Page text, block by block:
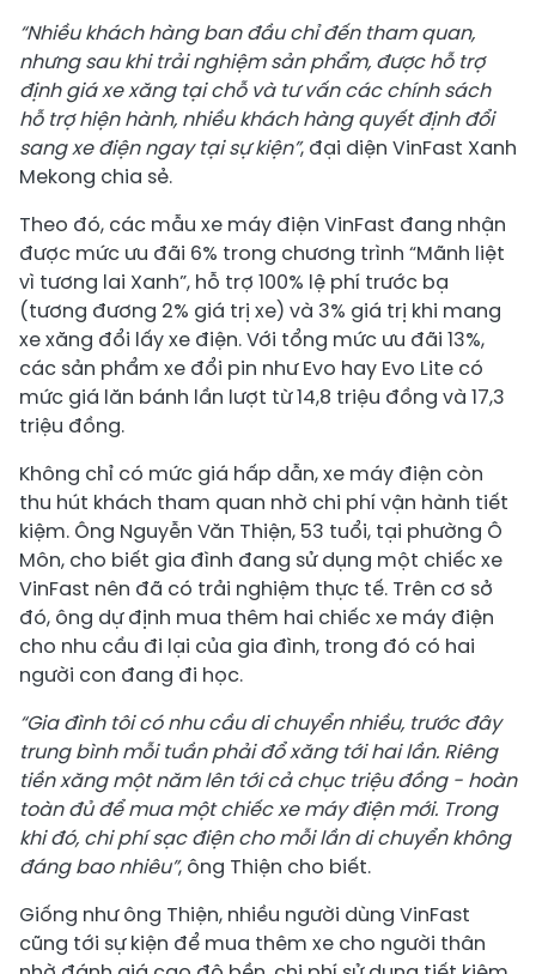
“Nhiều khách hàng ban đầu chỉ đến tham quan,
nhưng sau khi trải nghiệm sản phẩm, được hỗ trợ
định giá xe xăng tại chỗ và tư vấn các chính sách
hỗ trợ hiện hành, nhiều khách hàng quyết định đổi
sang xe điện ngay tại sự kiện”, đại diện VinFast Xanh
Mekong chia sẻ.
Theo đó, các mẫu xe máy điện VinFast đang nhận
được mức ưu đãi 6% trong chương trình “Mãnh liệt
vì tương lai Xanh”, hỗ trợ 100% lệ phí trước bạ
(tương đương 2% giá trị xe) và 3% giá trị khi mang
xe xăng đổi lấy xe điện. Với tổng mức ưu đãi 13%,
các sản phẩm xe đổi pin như Evo hay Evo Lite có
mức giá lăn bánh lần lượt từ 14,8 triệu đồng và 17,3
triệu đồng.
Không chỉ có mức giá hấp dẫn, xe máy điện còn
thu hút khách tham quan nhờ chi phí vận hành tiết
kiệm. Ông Nguyễn Văn Thiện, 53 tuổi, tại phường Ô
Môn, cho biết gia đình đang sử dụng một chiếc xe
VinFast nên đã có trải nghiệm thực tế. Trên cơ sở
đó, ông dự định mua thêm hai chiếc xe máy điện
cho nhu cầu đi lại của gia đình, trong đó có hai
người con đang đi học.
“Gia đình tôi có nhu cầu di chuyển nhiều, trước đây
trung bình mỗi tuần phải đổ xăng tới hai lần. Riêng
tiền xăng một năm lên tới cả chục triệu đồng - hoàn
toàn đủ để mua một chiếc xe máy điện mới. Trong
khi đó, chi phí sạc điện cho mỗi lần di chuyển không
đáng bao nhiêu”, ông Thiện cho biết.
Giống như ông Thiện, nhiều người dùng VinFast
cũng tới sự kiện để mua thêm xe cho người thân